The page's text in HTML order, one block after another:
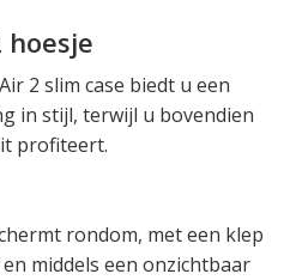
hoesje
2 slim case biedt u een
in stijl, terwijl u bovendien
profiteert.
rondom, met een klep
middels een onzichtbaar